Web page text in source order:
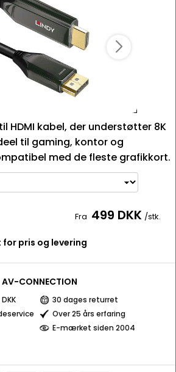
HDMI kabel, der understøtter 8K
til gaming, kontor og
med de fleste grafikkort.
Fra 499 DKK /stk.
pris og levering
AV-CONNECTION
30 dages returret
Over 25 års erfaring
E-mærket siden 2004